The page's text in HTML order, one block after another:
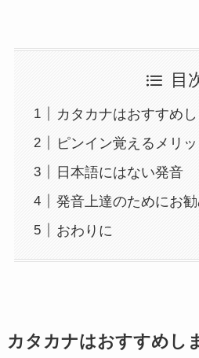
目
カタカナはおすすめし
ピンイン覚えるメリッ
日本語にはない発音
発音上達のためにお
おわりに
カタカナはおすすめし